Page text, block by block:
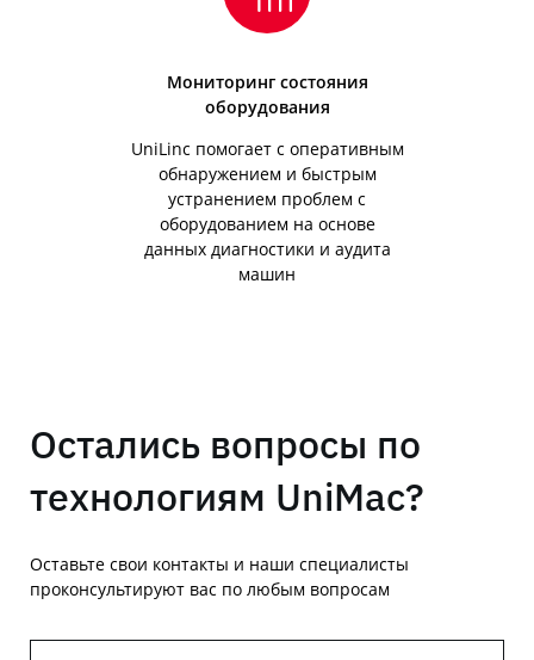
Мониторинг состояния
оборудования
UniLinc помогает с оперативным
обнаружением и быстрым
устранением проблем с
оборудованием на основе
данных диагностики и аудита
машин
Остались вопросы по
технологиям UniMac?
Оставьте свои контакты и наши специалисты
проконсультируют вас по любым вопросам